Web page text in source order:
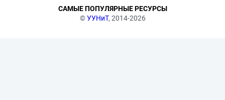
©УУНиТ, 2014-2026
САМЫЕ ПОПУЛЯРНЫЕ РЕСУРСЫ